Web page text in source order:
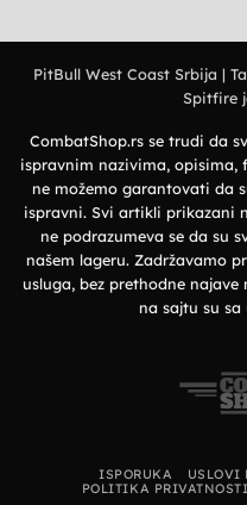
izbor
prirodu
i
–
vrhunska
udobnost
PitBull West Coast Srbija |
Spitfire
CombatShop.rs se trudi da
ispravnim nazivima,
ne možemo garantovati da
ispravni. Svi artikli prikazani
ne podrazumeva se da su
našem lageru. Zadržavamo
usluga, bez prethodne
na sajtu su sa
ISPORUKA
USLOVI
POLITIKA PRIVATNOSTI